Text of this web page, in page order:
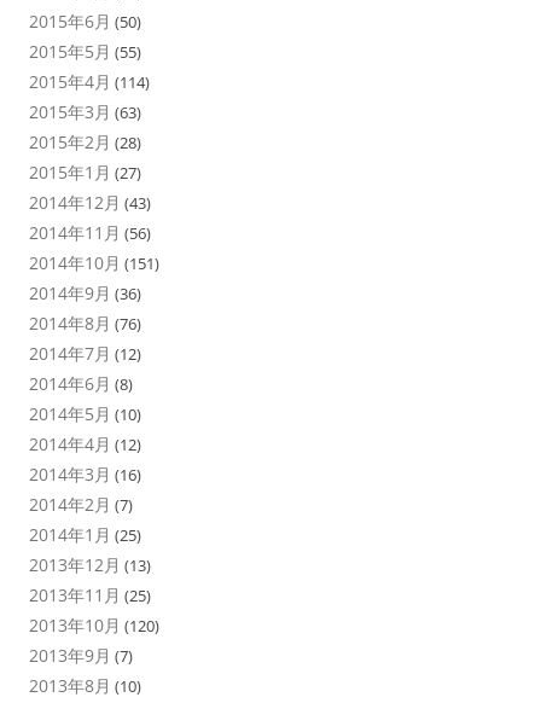
2015年6月 (50)
2015年5月 (55)
2015年4月 (114)
2015年3月 (63)
2015年2月 (28)
2015年1月 (27)
2014年12月 (43)
2014年11月 (56)
2014年10月 (151)
2014年9月 (36)
2014年8月 (76)
2014年7月 (12)
2014年6月 (8)
2014年5月 (10)
2014年4月 (12)
2014年3月 (16)
2014年2月 (7)
2014年1月 (25)
2013年12月 (13)
2013年11月 (25)
2013年10月 (120)
2013年9月 (7)
2013年8月 (10)